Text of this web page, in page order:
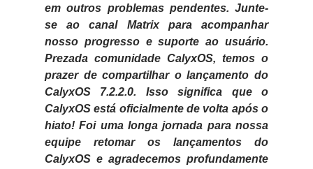
em outros problemas pendentes. Junte-
se ao canal Matrix para acompanhar
nosso progresso e suporte ao usuário.
Prezada comunidade CalyxOS, temos o
prazer de compartilhar o lançamento do
CalyxOS 7.2.2.0. Isso significa que o
CalyxOS está oficialmente de volta após o
hiato! Foi uma longa jornada para nossa
equipe retomar os lançamentos do
CalyxOS e agradecemos profundamente